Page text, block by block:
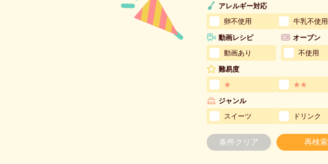
アレルギー対応
卵不使用
牛乳不使用
動画レシピ
動画あり
オーブン
不使用
難易度
★
★★
ジャンル
スイーツ
ドリンク
条件クリア 再検索